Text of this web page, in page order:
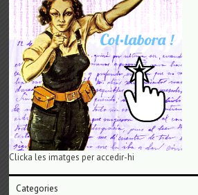
Clicka les imatges per accedir-hi
Categories